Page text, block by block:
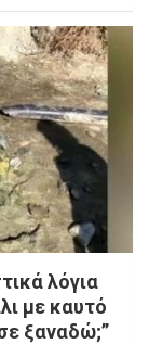
λόγια
με καυτό
ξαναδώ;”